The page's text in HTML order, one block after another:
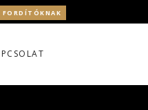
FORDÍTÓKNAK